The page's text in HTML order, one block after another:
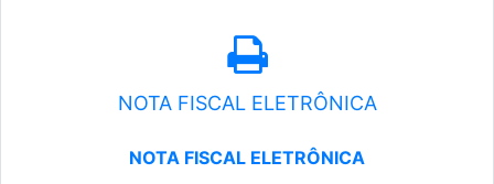
NOTA FISCAL ELETRÔNICA
NOTA FISCAL ELETRÔNICA